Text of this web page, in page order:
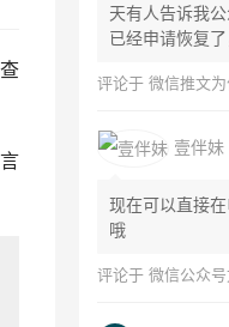
天有人告诉我
已经申请恢复
评论于 微信推文为什么
壹伴妹
现在可以直接
哦
评论于 微信公众号文章